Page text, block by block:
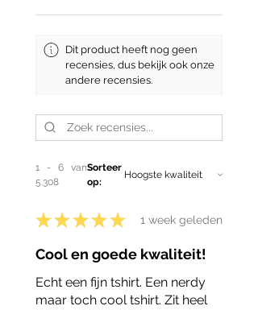
Dit product heeft nog geen
recensies, dus bekijk ook onze
andere recensies.
1 - 6 van
5.308
Sorteer
op:
★ ★ ★ ★ ★ 1 week geleden
Cool en goede kwaliteit!
Echt een fijn tshirt. Een nerdy
maar toch cool tshirt. Zit heel